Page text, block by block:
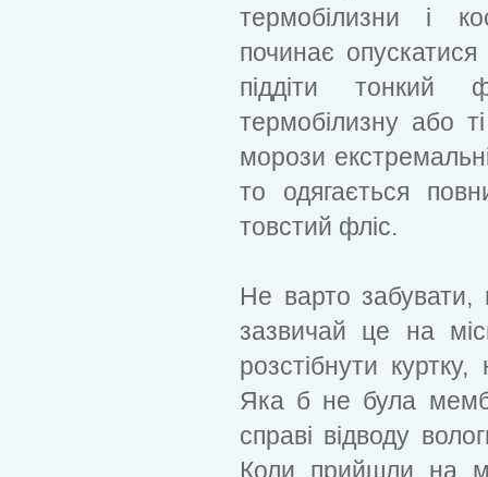
термобілизни і
починає
піддіти
термобілизну або
морози
то одягається
товстий фліс.
Не варто
зазвичай це на
розстібнути
Яка б не була
справі відводу
Коли прийшли на